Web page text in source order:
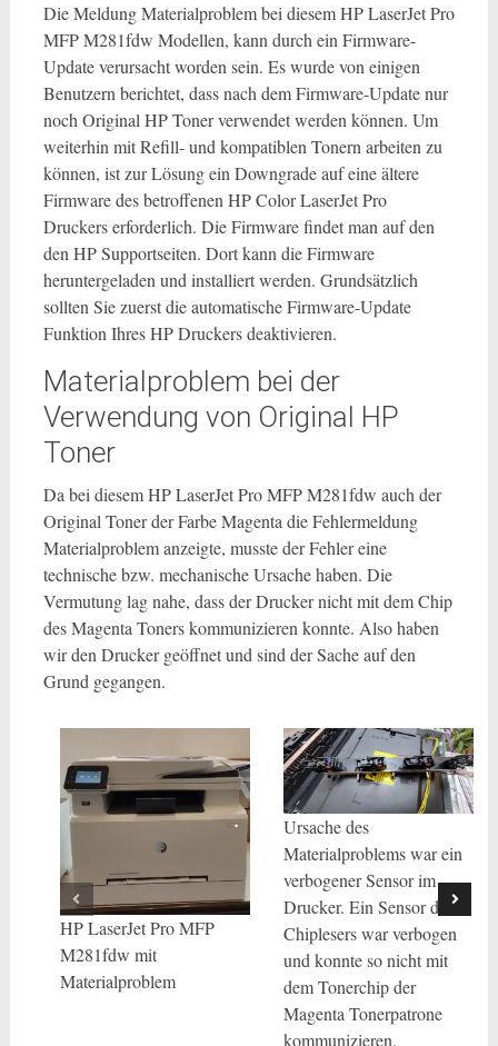
Die Meldung Materialproblem bei diesem HP LaserJet Pro
MFP M281fdw Modellen, kann durch ein Firmware-
Update verursacht worden sein. Es wurde von einigen
Benutzern berichtet, dass nach dem Firmware-Update nur
noch Original HP Toner verwendet werden können. Um
weiterhin mit Refill- und kompatiblen Tonern arbeiten zu
können, ist zur Lösung ein Downgrade auf eine ältere
Firmware des betroffenen HP Color LaserJet Pro
Druckers erforderlich. Die Firmware findet man auf den
den HP Supportseiten. Dort kann die Firmware
heruntergeladen und installiert werden. Grundsätzlich
sollten Sie zuerst die automatische Firmware-Update
Funktion Ihres HP Druckers deaktivieren.
Materialproblem bei der
Verwendung von Original HP
Toner
Da bei diesem HP LaserJet Pro MFP M281fdw auch der
Original Toner der Farbe Magenta die Fehlermeldung
Materialproblem anzeigte, musste der Fehler eine
technische bzw. mechanische Ursache haben. Die
Vermutung lag nahe, dass der Drucker nicht mit dem Chip
des Magenta Toners kommunizieren konnte. Also haben
wir den Drucker geöffnet und sind der Sache auf den
Grund gegangen.
HP LaserJet Pro MFP
M281fdw mit
Materialproblem
Ursache des
Materialproblems war ein
verbogener Sensor im
Drucker. Ein Sensor des
Chiplesers war verbogen
und konnte so nicht mit
dem Tonerchip der
Magenta Tonerpatrone
kommunizieren.